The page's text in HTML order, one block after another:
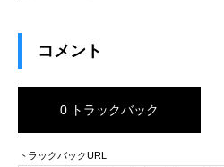
コメント
0 トラックバック
トラックバックURL